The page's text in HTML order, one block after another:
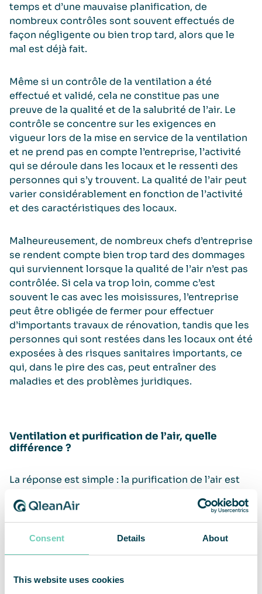
Consent Details About
This website uses cookies
temps et d’une mauvaise planification, de
nombreux contrôles sont souvent effectués de
façon négligente ou bien trop tard, alors que le
mal est déjà fait.
Même si un contrôle de la ventilation a été
effectué et validé, cela ne constitue pas une
preuve de la qualité et de la salubrité de l’air. Le
contrôle se concentre sur les exigences en
vigueur lors de la mise en service de la ventilation
et ne prend pas en compte l’entreprise, l’activité
qui se déroule dans les locaux et le ressenti des
personnes qui s’y trouvent. La qualité de l’air peut
varier considérablement en fonction de l’activité
et des caractéristiques des locaux.
Malheureusement, de nombreux chefs d’entreprise
se rendent compte bien trop tard des dommages
qui surviennent lorsque la qualité de l’air n’est pas
contrôlée. Si cela va trop loin, comme c’est
souvent le cas avec les moisissures, l’entreprise
peut être obligée de fermer pour effectuer
d’importants travaux de rénovation, tandis que les
personnes qui sont restées dans les locaux ont été
exposées à des risques sanitaires importants, ce
qui, dans le pire des cas, peut entraîner des
maladies et des problèmes juridiques.
Ventilation et purification de l’air, quelle
différence ?
La réponse est simple : la purification de l’air est
L’air intérieur est un mélange d’air extérieur
entrant (via la ventilation), de particules et de gaz
générés à l’intérieur des locaux. La ventilation est
se limite à certaines tailles de particules et ne